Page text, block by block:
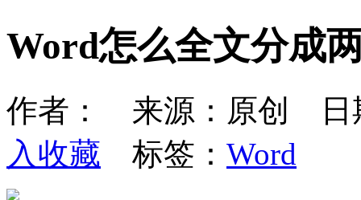
Word怎么全文分成
作者： 来源：原创
入收藏 标签： Word